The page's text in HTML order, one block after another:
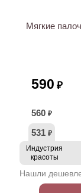
Мягкие
590 ₽
560 ₽
531 ₽
Индустрия
красоты
Нашли